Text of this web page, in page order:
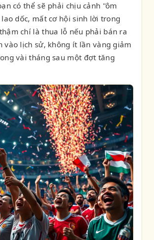
có thể sẽ phải chịu cảnh "ôm
dốc, mất cơ hội sinh lời trong
chí là thua lỗ nếu phải bán ra
vào lịch sử, không ít lần vàng giảm
vài tháng sau một đợt tăng